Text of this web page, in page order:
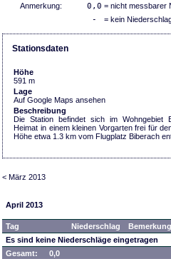
Anmerkung: 0,0 = nicht messbarer
- = kein
Stationsdaten
Höhe
591 m
Lage
Auf Google Maps ansehen
Beschreibung
Die Station befindet sich im Wohngebiet
Heimat in einem kleinen Vorgarten frei für
Höhe etwa 1.3 km vom Flugplatz Biberach
< März 2013
April 2013
Tag Niederschlag Bemerkung
Es sind keine Niederschläge eingetragen
Gesamt:
0,0